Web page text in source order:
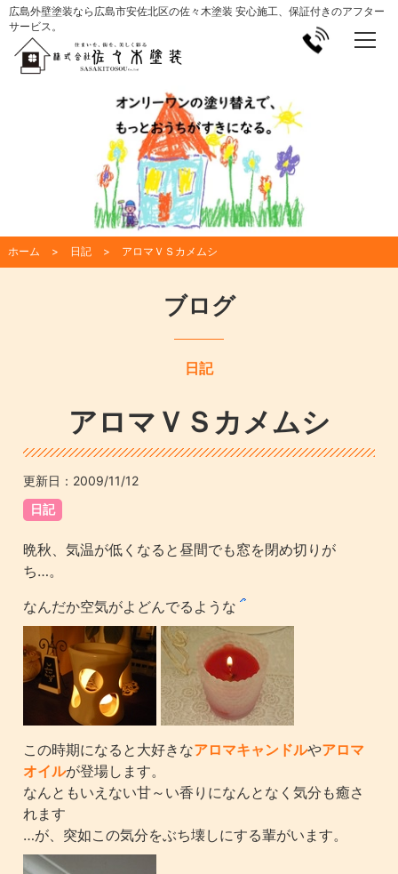
広島外壁塗装なら広島市安佐北区の佐々木塗装 安心施工、保証付きのアフター
サービス。
ホーム 日記 アロマＶＳカメムシ
ブログ
日記
アロマＶＳカメムシ
更新日： 2009/11/12
日記
晩秋、気温が低くなると昼間でも窓を閉め切りが
ち…。
なんだか空気がよどんでるような
この時期になると大好きなアロマキャンドルやアロマ
オイルが登場します。
なんともいえない甘～い香りになんとなく気分も癒さ
れます
…が、突如この気分をぶち壊しにする輩がいます。